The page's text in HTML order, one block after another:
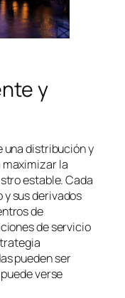
y
una distribución y
la
estable. Cada
y sus derivados
de
de servicio
pueden ser
verse